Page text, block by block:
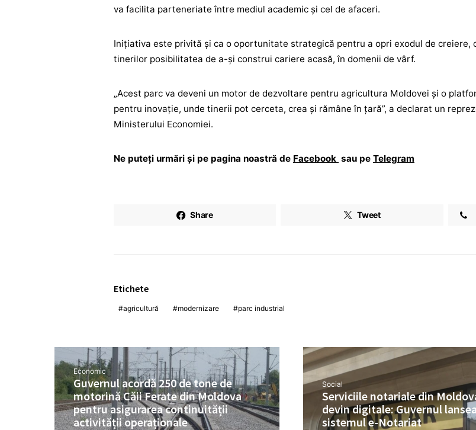
va facilita parteneriate între mediul academic și cel de afaceri.
Inițiativa este privită și ca o oportunitate strategică pentru a opri exodul de creiere,
tinerilor posibilitatea de a-și construi cariere acasă, în domenii de vârf.
„Acest parc va deveni un motor de dezvoltare pentru agricultura Moldovei și o
pentru inovație, unde tinerii pot cerceta, crea și rămâne în țară”, a declarat un
Ministerului Economiei.
Ne puteți urmări și pe pagina noastră de Facebook sau pe Telegram
Share Tweet
Etichete
agricultură modernizare parc industrial
Economic
Guvernul acordă 250 de tone de
motorină Căii Ferate din Moldova
pentru asigurarea continuității
activității operaționale
Social
Serviciile notariale din
devin digitale: Guvernul
sistemul e-Notariat